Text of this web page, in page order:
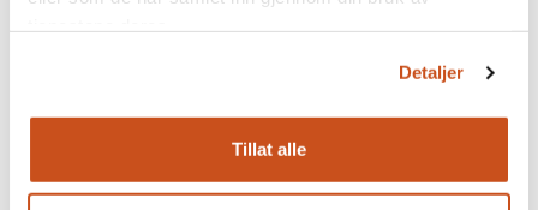
Detaljer
Tillat alle
gardiner et populært handarbeide. Dette hadde
samme periode. Disse heklede gardinene er fra rundt 1910.